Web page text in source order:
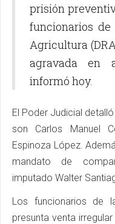
prisión
funcionarios
Agricultura
agravada en
informó hoy.
El Poder Judicial
son Carlos Manuel
Espinoza López.
mandato de
imputado Walter
Los funcionarios de
presunta venta